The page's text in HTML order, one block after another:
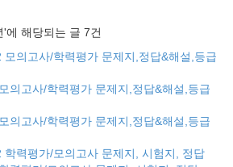
'에 해당되는 글 7건
모의고사/학력평가 문제지,정답&해설,등급
의고사/학력평가 문제지,정답&해설,등급
의고사/학력평가 문제지,정답&해설,등급
학력평가/모의고사 문제지, 시험지, 정답